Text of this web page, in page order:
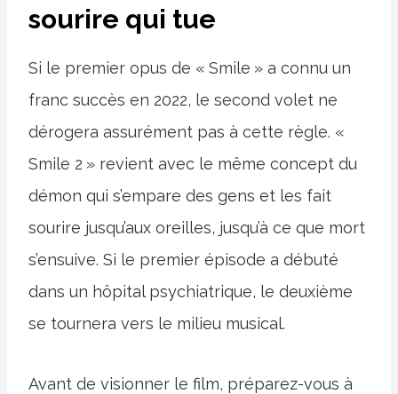
sourire qui tue
Si le premier opus de « Smile » a connu un
franc succès en 2022, le second volet ne
dérogera assurément pas à cette règle. «
Smile 2 » revient avec le même concept du
démon qui s’empare des gens et les fait
sourire jusqu’aux oreilles, jusqu’à ce que mort
s’ensuive. Si le premier épisode a débuté
dans un hôpital psychiatrique, le deuxième
se tournera vers le milieu musical.
Avant de visionner le film, préparez-vous à